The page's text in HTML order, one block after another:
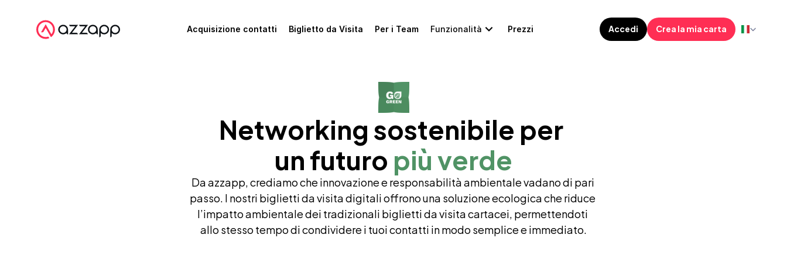
Acquisizione contatti Biglietto da Visita Per i Team Funzionalità Prezzi Accedi Crea la mia carta
Networking sostenibile per
un futuro più verde
Da azzapp, crediamo che innovazione e responsabilità ambientale vadano di pari
passo. I nostri biglietti da visita digitali offrono una soluzione ecologica che riduce
l’impatto ambientale dei tradizionali biglietti da visita cartacei, permettendoti
allo stesso tempo di condividere i tuoi contatti in modo semplice e immediato.